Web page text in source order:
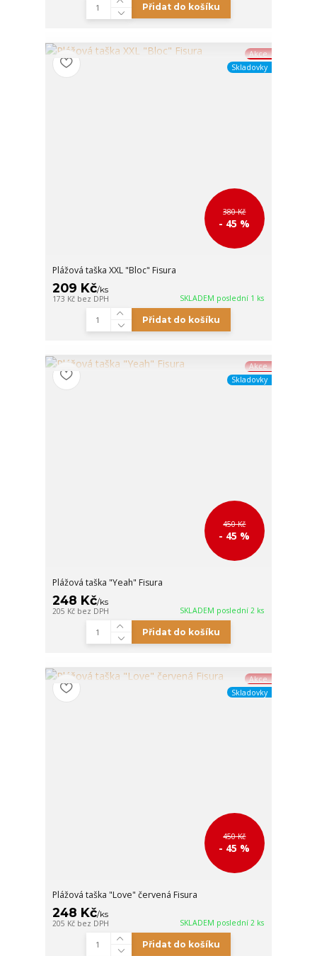
Přidat do košíku
Akce
Skladovky
380 Kč
- 45 %
Plážová taška XXL "Bloc" Fisura
209 Kč/ks
173 Kč bez DPH SKLADEM poslední 1 ks
Přidat do košíku
Akce
Skladovky
450 Kč
- 45 %
Plážová taška "Yeah" Fisura
248 Kč/ks
205 Kč bez DPH SKLADEM poslední 2 ks
Přidat do košíku
Akce
Skladovky
450 Kč
- 45 %
Plážová taška "Love" červená Fisura
248 Kč/ks
205 Kč bez DPH SKLADEM poslední 2 ks
Přidat do košíku